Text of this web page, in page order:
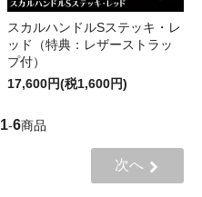
スカルハンドルSステッキ・レ
ッド（特典：レザーストラッ
プ付）
17,600円(税1,600円)
1-6商品
次へ